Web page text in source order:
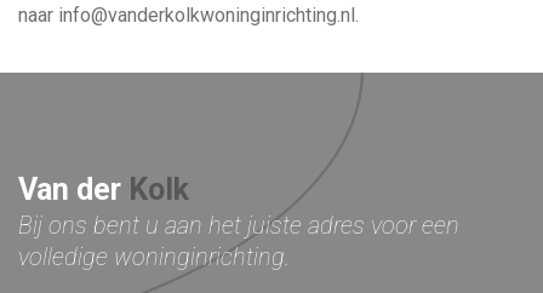
naar info@vanderkolkwoninginrichting.nl .
Van der Kolk
Bij ons bent u aan het juiste adres vooreen
volledige woninginrichting.